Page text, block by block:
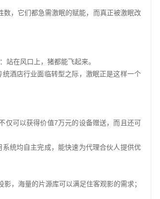
，它们都急需激眠的赋能，而真正被激眠改
站在风口上，猪都能飞起来。
酒店行业面临转型之际，激眠正是这样一个
仅可以获得价值7万元的设备赠送，而且还可
统均自主完成，能快速为代理合伙人提供优
，海量的片源库可以满足住客观影的需求；